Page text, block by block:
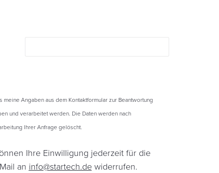
meine Angaben aus dem Kontaktformular zur Beantwortung
und verarbeitet werden. Die Daten werden nach
Ihrer Anfrage gelöscht.
Ihre Einwilligung jederzeit für die
an info@startech.dewiderrufen.